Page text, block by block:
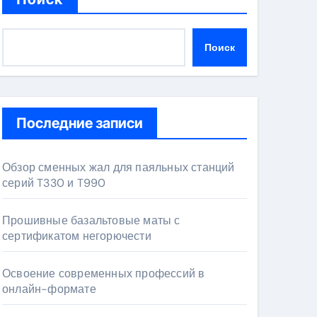
Поиск
Последние записи
Обзор сменных жал для паяльных станций
серий T330 и T990
Прошивные базальтовые маты с
сертификатом негорючести
Освоение современных профессий в
онлайн-формате